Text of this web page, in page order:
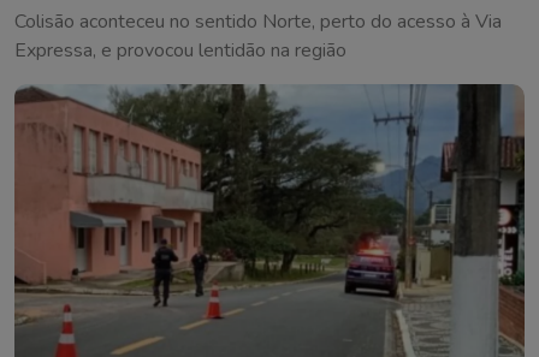
Colisão aconteceu no sentido Norte, perto do acesso à Via
Expressa, e provocou lentidão na região